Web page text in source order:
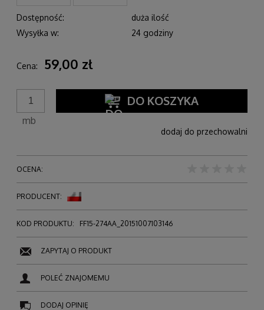
Dostępność:
duża ilość
Wysyłka w:
24 godziny
Cena: 59,00 zł
mb
DO KOSZYKA
dodaj do przechowalni
OCENA:
PRODUCENT:
KOD PRODUKTU: FF15-274AA_20151007103146
ZAPYTAJ O PRODUKT
POLEĆ ZNAJOMEMU
DODAJ OPINIĘ